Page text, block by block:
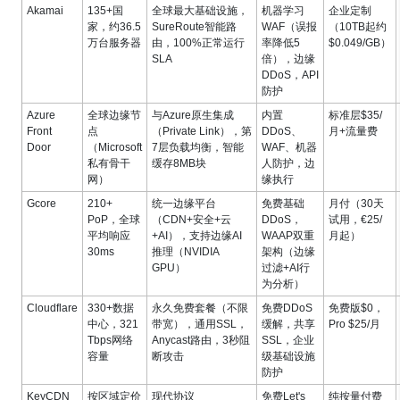
Akamai
135+国
家，约36.5
万台服务器
全球最大基础设施，
SureRoute智能路
由，100%正常运行
SLA
机器学习
WAF（误报
率降低5
倍），边缘
DDoS，API
防护
企业定制
（10TB起约
$0.049/GB）
Azure
Front
Door
全球边缘节
点
（Microsoft
私有骨干
网）
与Azure原生集成
（Private Link），第
7层负载均衡，智能
缓存8MB块
内置
DDoS、
WAF、机器
人防护，边
缘执行
标准层$35/
月+流量费
Gcore
210+
PoP，全球
平均响应
30ms
统一边缘平台
（CDN+安全+云
+AI），支持边缘AI
推理（NVIDIA
GPU）
免费基础
DDoS，
WAAP双重
架构（边缘
过滤+AI行
为分析）
月付（30天
试用，€25/
月起）
Cloudflare
330+数据
中心，321
Tbps网络
容量
永久免费套餐（不限
带宽），通用SSL，
Anycast路由，3秒阻
断攻击
免费DDoS
缓解，共享
SSL，企业
级基础设施
防护
免费版$0，
Pro $25/月
KeyCDN 按区域定价 现代协议 免费Let's 纯按量付费